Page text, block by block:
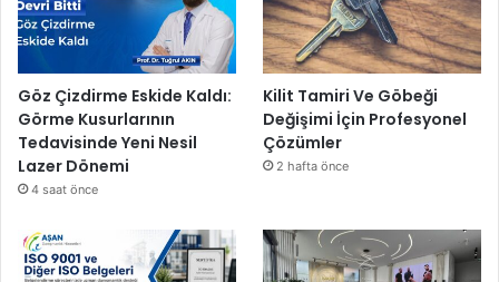
Göz Çizdirme Eskide Kaldı:
Görme Kusurlarının
Tedavisinde Yeni Nesil
Lazer Dönemi
4 saat önce
Kilit Tamiri Ve Göbeği
Değişimi İçin Profesyonel
Çözümler
2 hafta önce